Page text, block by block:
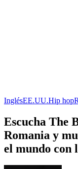
InglésEE.UU.Hip hop
Escucha The
Romania y
el mundo con